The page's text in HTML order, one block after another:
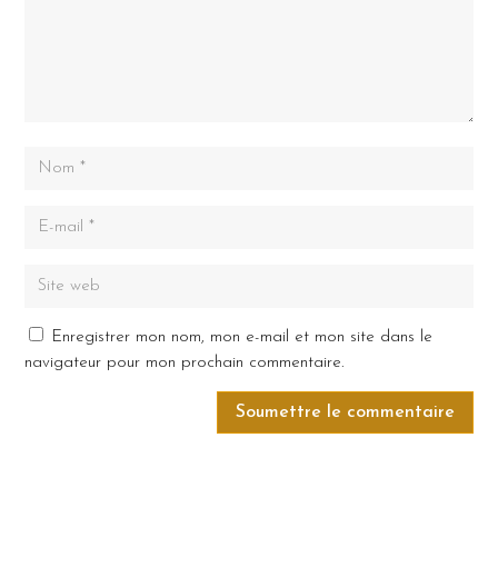
Enregistrer mon nom, mon e-mail et mon site dans le
navigateur pour mon prochain commentaire.
Soumettre le commentaire